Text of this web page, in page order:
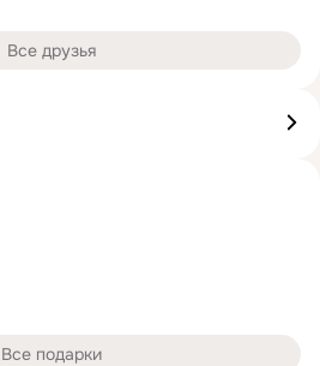
Все друзья
Все подарки